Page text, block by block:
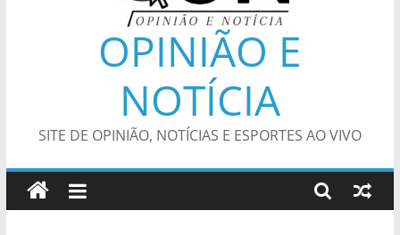
OPINIÃO E
NOTÍCIA
SITE DE OPINIÃO, NOTÍCIAS E ESPORTES AO VIVO